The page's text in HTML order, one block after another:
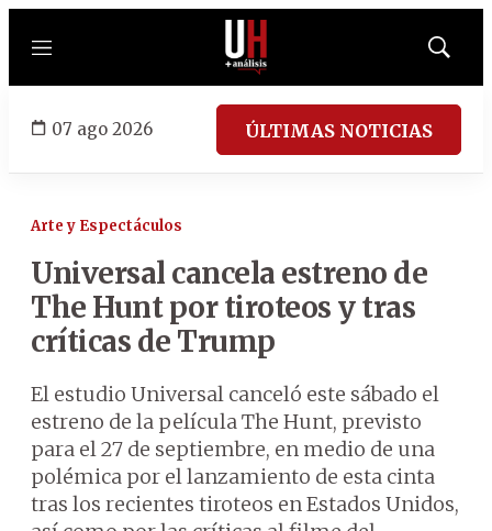
Menú
Mostrar
07 ago 2026 ÚLTIMAS NOTICIAS
Arte y Espectáculos
Universal cancela estreno de
The Hunt por tiroteos y tras
críticas de Trump
El estudio Universal canceló este sábado el
estreno de la película The Hunt, previsto
para el 27 de septiembre, en medio de una
polémica por el lanzamiento de esta cinta
tras los recientes tiroteos en Estados Unidos,